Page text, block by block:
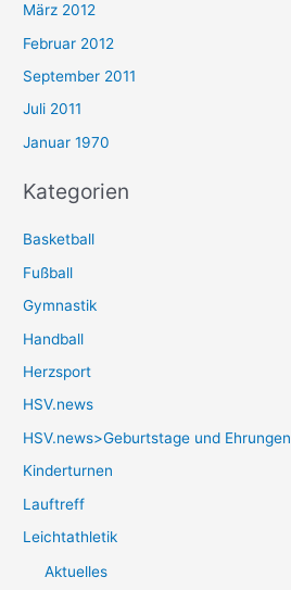
März 2012
Februar 2012
September 2011
Juli 2011
Januar 1970
Kategorien
Basketball
Fußball
Gymnastik
Handball
Herzsport
HSV.news
HSV.news>Geburtstage und Ehrungen
Kinderturnen
Lauftreff
Leichtathletik
Aktuelles